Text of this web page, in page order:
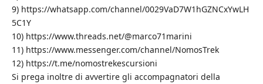
9) https://whatsapp.com/channel/0029VaD7W1hGZNCxYwLH
5C1Y
10) https://www.threads.net/@marco71marini
11) https://www.messenger.com/channel/NomosTrek
12) https://t.me/nomostrekescursioni
Si prega inoltre di avvertire gli accompagnatori della